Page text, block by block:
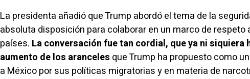
La presidenta añadió que Trump abordó el tema de la
absoluta disposición para colaborar en un marco de respeto
países. La conversación fue tan cordial, que ya ni siquiera
aumento de los aranceles que Trump ha propuesto como
a México por sus políticas migratorias y en materia de